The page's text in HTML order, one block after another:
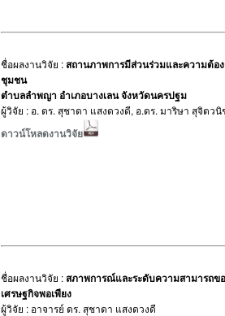
ชื่อผลงานวิจัย : สถานภาพการมีส่วนร่วมและความต้อ
ชุมชน
ตำบลลำพญา อำเภอบางเลน จังหวัดนครปฐม
ผู้วิจัย : อ. ดร. สุชาดา แสงดวงดี, อ.ดร. มาริษา สุจิตวนิ
ดาวน์โหลดงานวิจัย
ชื่อผลงานวิจัย : สภาพการณ์และระดับความสามารถข
เศรษฐกิจพอเพียง
ผู้วิจัย : อาจารย์ ดร. สุชาดา แสงดวงดี